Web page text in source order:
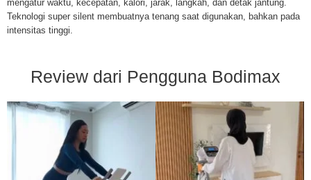
mengatur waktu, kecepatan, kalori, jarak, langkah, dan detak jantung.
Teknologi super silent membuatnya tenang saat digunakan, bahkan pada
intensitas tinggi.
Review dari Pengguna Bodimax